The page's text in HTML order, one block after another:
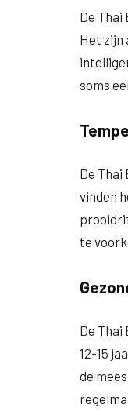
De
Het zijn
soms
De Thai
vinden
te
De Thai
12-15
de